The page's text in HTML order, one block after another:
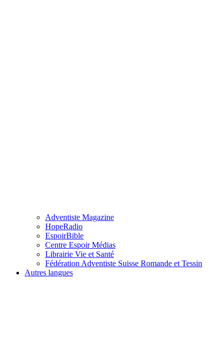
Adventiste Magazine
HopeRadio
EspoirBible
Centre Espoir Médias
Librairie Vie et Santé
Fédération Adventiste Suisse Romande et Tessin
Autres langues